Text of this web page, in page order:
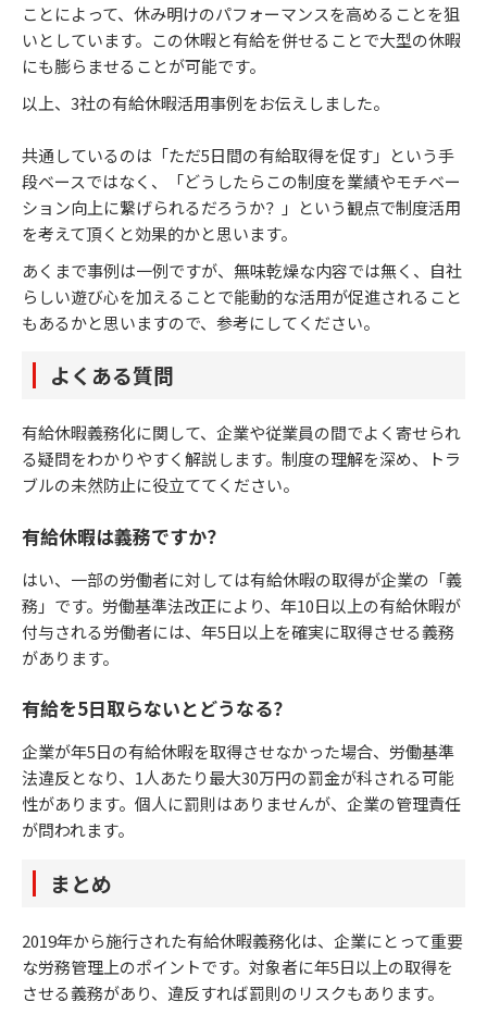
ことによって、休み明けのパフォーマンスを高めることを狙
いとしています。この休暇と有給を併せることで大型の休暇
にも膨らませることが可能です。
以上、3社の有給休暇活用事例をお伝えしました。
共通しているのは「ただ5日間の有給取得を促す」という手
段ベースではなく、「どうしたらこの制度を業績やモチベー
ション向上に繋げられるだろうか？」という観点で制度活用
を考えて頂くと効果的かと思います。
あくまで事例は一例ですが、無味乾燥な内容では無く、自社
らしい遊び心を加えることで能動的な活用が促進されること
もあるかと思いますので、参考にしてください。
よくある質問
有給休暇義務化に関して、企業や従業員の間でよく寄せられ
る疑問をわかりやすく解説します。制度の理解を深め、トラ
ブルの未然防止に役立ててください。
有給休暇は義務ですか？
はい、一部の労働者に対しては有給休暇の取得が企業の「義
務」です。労働基準法改正により、年10日以上の有給休暇が
付与される労働者には、年5日以上を確実に取得させる義務
があります。
有給を5日取らないとどうなる？
企業が年5日の有給休暇を取得させなかった場合、労働基準
法違反となり、1人あたり最大30万円の罰金が科される可能
性があります。個人に罰則はありませんが、企業の管理責任
が問われます。
まとめ
2019年から施行された有給休暇義務化は、企業にとって重要
な労務管理上のポイントです。対象者に年5日以上の取得を
させる義務があり、違反すれば罰則のリスクもあります。